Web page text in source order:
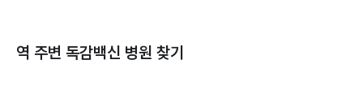
역 주변 독감백신 병원 찾기